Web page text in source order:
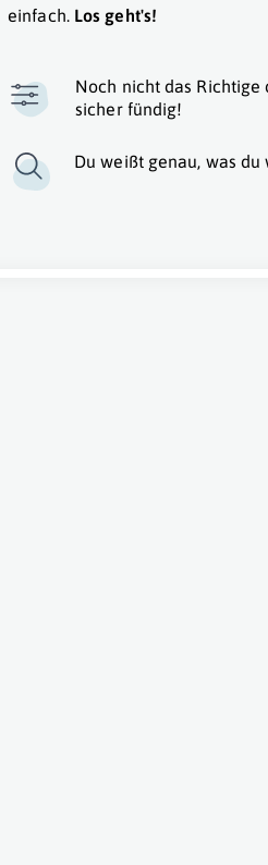
einfach. Los geht's!
Noch nicht das
sicher fündig!
Du weißt genau, was